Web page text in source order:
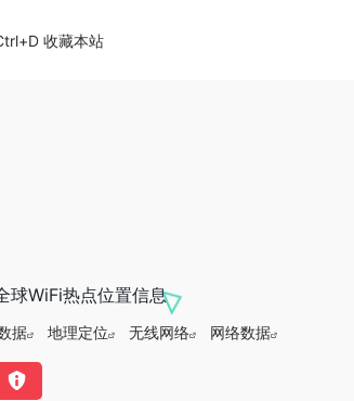
收藏本站
球WiFi热点位置信息
据 地理定位 无线网络 网络数据